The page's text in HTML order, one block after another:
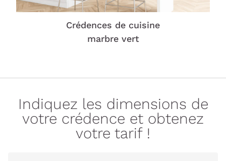
Crédences de cuisine
marbre vert
Indiquez les dimensions de
votre crédence et obtenez
votre tarif !